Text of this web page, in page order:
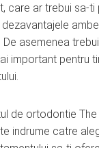
care ar trebui sa-ti
asemenea
important pentru
de ortodontie
indrume catre